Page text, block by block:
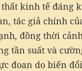
kinh tế đáng
tác giả chính
đồng thời
tần suất và
đoan do biến